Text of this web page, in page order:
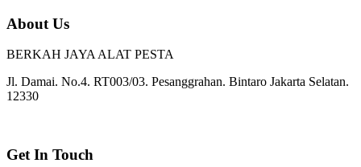
About Us
BERKAH JAYA ALAT PESTA
Jl. Damai. No.4. RT003/03. Pesanggrahan. Bintaro Jakarta Selatan.
12330
Get In Touch